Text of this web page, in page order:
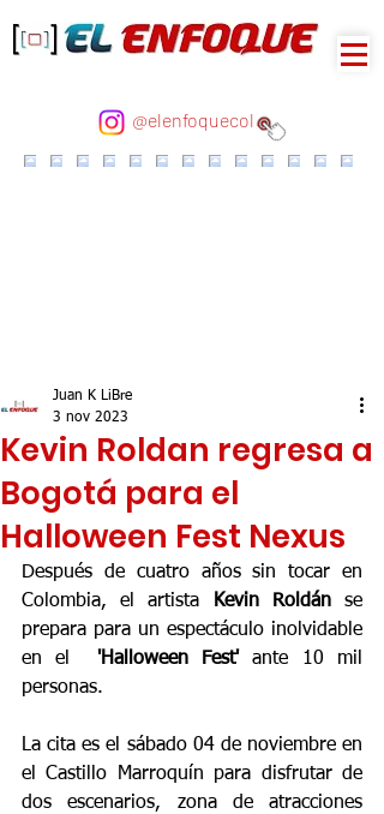
@elenfoquecol
Kevin Roldan regresa a
Bogotá para el
Halloween Fest Nexus
Juan K LiBre
3 nov 2023
Después de cuatro años sin tocar en
Colombia, el artista
Kevin Roldán se
prepara para un espectáculo inolvidable
en el
'Halloween Fest' ante 10 mil
personas.
La cita es el sábado 04 de noviembre en
el Castillo Marroquín para disfrutar de
dos escenarios, zona de atracciones